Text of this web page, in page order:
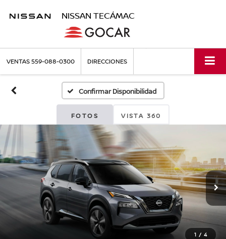
NISSAN TECÁMAC
VENTAS559-088-0300 DIRECCIONES
Confirmar Disponibilidad
FOTOS VISTA 360
1 / 4